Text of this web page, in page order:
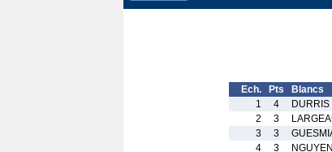
Ech. Pts Blancs
1
4
2
3
3
3
4
3